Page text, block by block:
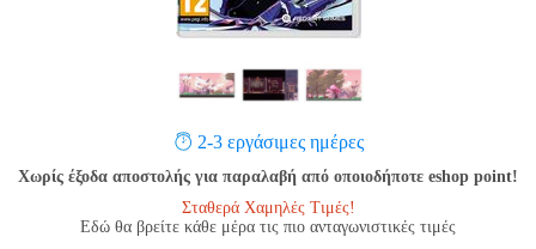
2-3 εργάσιμες ημέρες
Χωρίς έξοδα αποστολής για παραλαβή από οποιοδήποτε eshop point!
Σταθερά Χαμηλές Τιμές!
Εδώ θα βρείτε κάθε μέρα τις πιο ανταγωνιστικές τιμές